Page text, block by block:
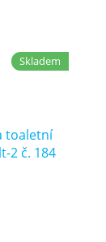
Skladem